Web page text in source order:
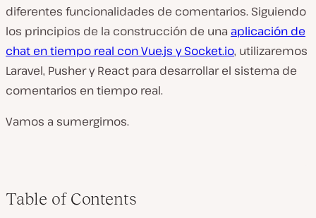
diferentes funcionalidades de comentarios. Siguiendo
los principios de la construcción de una aplicación de
chat en tiempo real con Vue.js y Socket.io, utilizaremos
Laravel, Pusher y React para desarrollar el sistema de
comentarios en tiempo real.
Vamos a sumergirnos.
Table of Contents